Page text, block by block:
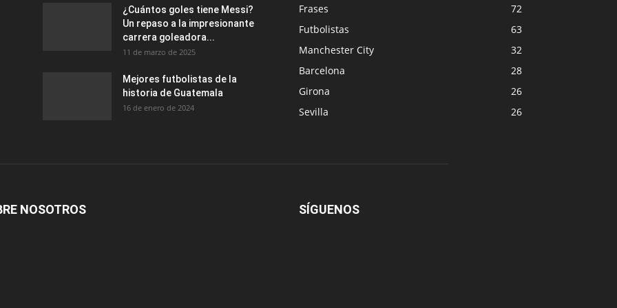
¿Cuántos goles tiene Messi?
Un repaso a la impresionante
carrera goleadora...
11 de marzo de 2025
Mejores futbolistas de la
historia de Guatemala
16 de enero de 2024
Frases
72
Futbolistas
63
Manchester City
32
Barcelona
28
Girona
26
Sevilla
26
NOSOTROS SÍGUENOS